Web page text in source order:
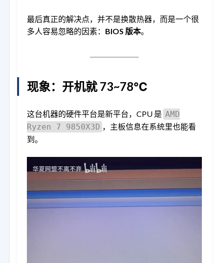
最后真正的解决点，并不是换散热器，而是一个很
多人容易忽略的因素： BIOS 版本。
现象：开机就 73~78℃
这台机器的硬件平台是新平台，CPU 是 AMD
Ryzen 7 9850X3D ，主板信息在系统里也能看
到。